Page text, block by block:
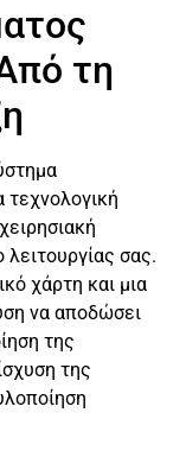
τη
τεχνολογική
σας.
χάρτη και μια
να αποδώσει
της
της